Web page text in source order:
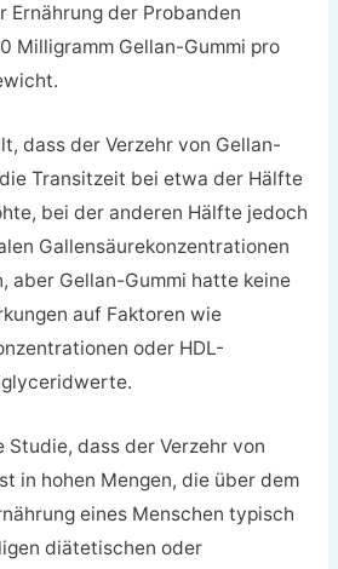
Ernährung der Probanden
Milligramm Gellan-Gummi pro
dass der Verzehr von Gellan-
Transitzeit bei etwa der Hälfte
bei der anderen Hälfte jedoch
Gallensäurekonzentrationen
aber Gellan-Gummi hatte keine
auf Faktoren wie
oder HDL-
Studie, dass der Verzehr von
in hohen Mengen, die über dem
eines Menschen typisch
diätetischen oder